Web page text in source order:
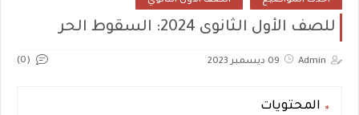
للصف الأول الثانوى 2024: السقوط الحر
Admin 09 ديسمبر 2023 (0)
المحتويات